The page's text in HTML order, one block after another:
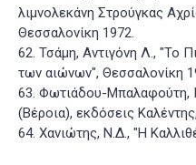
λιμνολεκάνη Στρούγκας
Θεσσαλονίκη 1972.
62. Τσάμη, Αντιγόνη Λ., "Το
των αιώνων", Θεσσαλονίκη
63. Φωτιάδου-Μπαλαφούτη,
(Βέροια), εκδόσεις
64. Χανιώτης, Ν.Δ., "Η